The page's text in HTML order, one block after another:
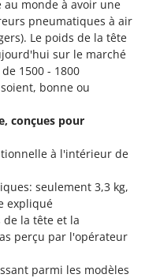
thermiques
monde à avoir une
pneumatiques à air
Le poids de la tête
sur le marché
1500 - 1800
bonne ou
conçues pour
à l'intérieur de
seulement 3,3 kg,
expliqué
la tête et la
perçu par l'opérateur
parmi les modèles